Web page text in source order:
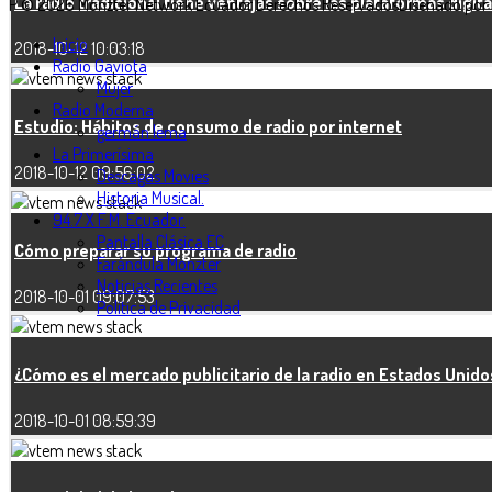
2018-10-12 10:03:18
Estudio: Hábitos de consumo de radio por internet
2018-10-12 09:56:02
Cómo preparar su programa de radio
2018-10-01 09:07:53
¿Cómo es el mercado publicitario de la radio en Estados
2018-10-01 08:59:39
Inicio
Radio Gaviota
Mujer
Radio Moderna
germán lema
La Primerísima
Descagas Movies
Historia Musical.
94.7 X F.M. Ecuador.
Pantalla Clásica EC
Farándula Monzter
Noticias Recientes
Politica de Privacidad